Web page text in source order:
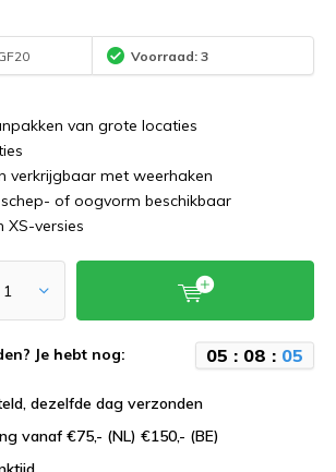
Voorraad: 3
van grote locaties
verkrijgbaar met weerhaken
of oogvorm beschikbaar
XS-versies
Je hebt nog: 05 : 08 : 05
dezelfde dag verzonden
vanaf €75,- (NL) €150,- (BE)